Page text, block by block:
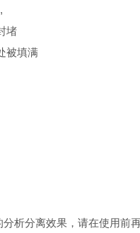
堵
被填满
析分离效果，请在使用前